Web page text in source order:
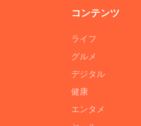
コンテンツ
ライフ
グルメ
デジタル
健康
エンタメ